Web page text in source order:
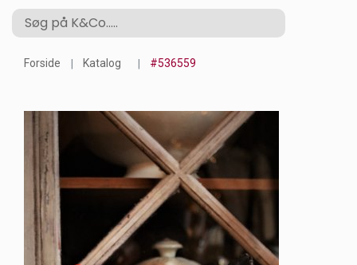
Forside Katalog #536559